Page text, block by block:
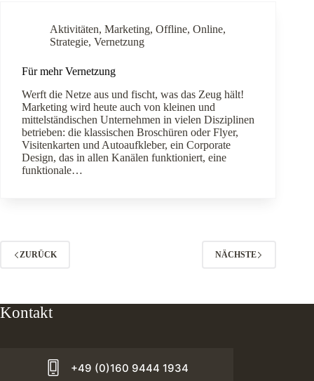
Aktivitäten, Marketing, Offline, Online,
Strategie, Vernetzung
Für mehr Vernetzung
Werft die Netze aus und fischt, was das Zeug hält!
Marketing wird heute auch von kleinen und
mittelständischen Unternehmen in vielen Disziplinen
betrieben: die klassischen Broschüren oder Flyer,
Visitenkarten und Autoaufkleber, ein Corporate
Design, das in allen Kanälen funktioniert, eine
funktionale…
ZURÜCK NÄCHSTE
Kontakt
+49 (0)160 9444 1934